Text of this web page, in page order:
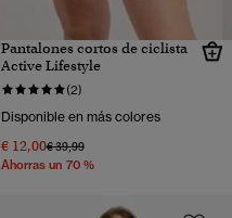
Pantalones cortos de ciclista
Active Lifestyle
(2)
Disponible en más colores
€ 12,00Precio rebajado de
€ 39,99a
Ahorras un 70 %